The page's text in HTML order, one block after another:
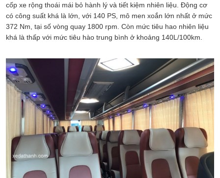
cốp xe rộng thoái mái bỏ hành lý và tiết kiệm nhiên liệu. Động cơ
có công suất khá là lớn, với 140 PS, mô men xoắn lớn nhất ở mức
372 Nm, tại số vòng quay 1800 rpm. Còn mức tiêu hao nhiên liệu
khá là thấp với mức tiêu hào trung bình ở khoảng 140L/100km.